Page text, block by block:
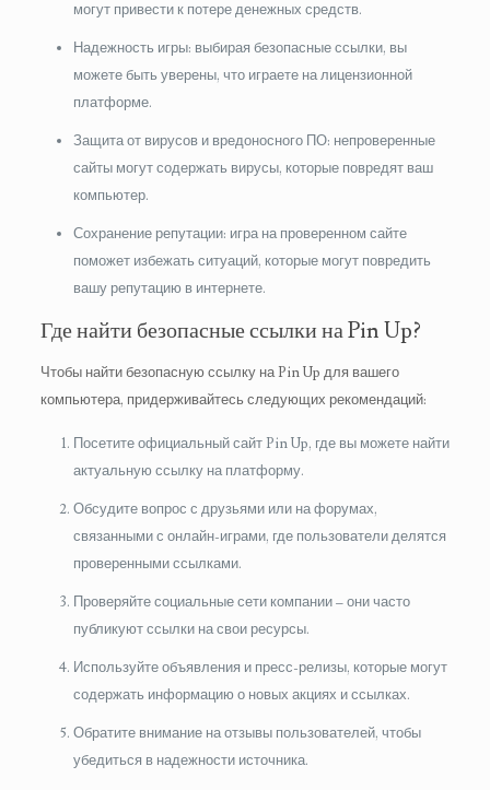
могут привести к потере денежных средств.
Надежность игры: выбирая безопасные ссылки, вы
можете быть уверены, что играете на лицензионной
платформе.
Защита от вирусов и вредоносного ПО: непроверенные
сайты могут содержать вирусы, которые повредят ваш
компьютер.
Сохранение репутации: игра на проверенном сайте
поможет избежать ситуаций, которые могут повредить
вашу репутацию в интернете.
Где найти безопасные ссылки на Pin Up?
Чтобы найти безопасную ссылку на Pin Up для вашего
компьютера, придерживайтесь следующих рекомендаций:
Посетите официальный сайт Pin Up, где вы можете найти
актуальную ссылку на платформу.
Обсудите вопрос с друзьями или на форумах,
связанными с онлайн-играми, где пользователи делятся
проверенными ссылками.
Проверяйте социальные сети компании – они часто
публикуют ссылки на свои ресурсы.
Используйте объявления и пресс-релизы, которые могут
содержать информацию о новых акциях и ссылках.
Обратите внимание на отзывы пользователей, чтобы
убедиться в надежности источника.